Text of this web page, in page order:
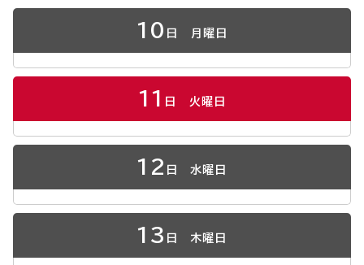
10 日 月曜日
11 日 火曜日
12 日 水曜日
13 日 木曜日